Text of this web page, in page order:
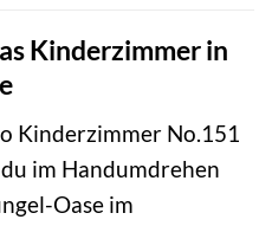
Kinderzimmer in
Kinderzimmer No.151
im Handumdrehen
Oase im